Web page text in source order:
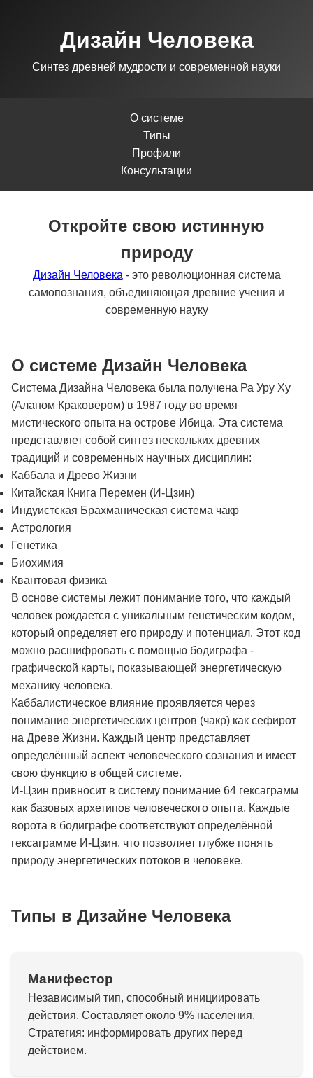
Дизайн Человека
Синтез древней мудрости и современной науки
О системе
Типы
Профили
Консультации
Откройте свою истинную
природу
Дизайн Человека - это революционная система
самопознания, объединяющая древние учения и
современную науку
О системе Дизайн Человека
Система Дизайна Человека была получена Ра Уру Ху
(Аланом Краковером) в 1987 году во время
мистического опыта на острове Ибица. Эта система
представляет собой синтез нескольких древних
традиций и современных научных дисциплин:
Каббала и Древо Жизни
Китайская Книга Перемен (И-Цзин)
Индуистская Брахманическая система чакр
Астрология
Генетика
Биохимия
Квантовая физика
В основе системы лежит понимание того, что каждый
человек рождается с уникальным генетическим кодом,
который определяет его природу и потенциал. Этот код
можно расшифровать с помощью бодиграфа -
графической карты, показывающей энергетическую
механику человека.
Каббалистическое влияние проявляется через
понимание энергетических центров (чакр) как сефирот
на Древе Жизни. Каждый центр представляет
определённый аспект человеческого сознания и имеет
свою функцию в общей системе.
И-Цзин привносит в систему понимание 64 гексаграмм
как базовых архетипов человеческого опыта. Каждые
ворота в бодиграфе соответствуют определённой
гексаграмме И-Цзин, что позволяет глубже понять
природу энергетических потоков в человеке.
Типы в Дизайне Человека
Манифестор
Независимый тип, способный инициировать
действия. Составляет около 9% населения.
Стратегия: информировать других перед
действием.